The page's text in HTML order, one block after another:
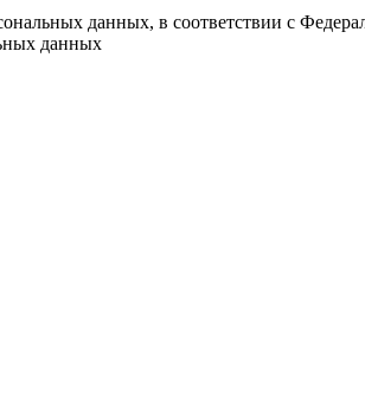
данных, в соответствии с
данных